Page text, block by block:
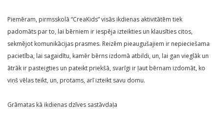
Piemēram, pirmsskolā “CreaKids” visās ikdienas aktivitātēm tiek
padomāts par to, lai bērniem ir iespēja izteikties un klausīties citos,
sekmējot komunikācijas prasmes. Reizēm pieaugušajiem ir nepieciešama
pacietība, lai sagaidītu, kamēr bērns izdomā atbildi, un, lai gan vieglāk un
ātrāk ir pasteigties un pateikt priekšā, svarīgi ir ļaut bērnam izdomāt, ko
viņš vēlas teikt, un, protams, arī izteikt savu domu.
Grāmatas kā ikdienas dzīves sastāvdaļa